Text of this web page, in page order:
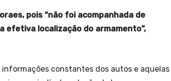
pois “não foi acompanhada de
efetiva localização do armamento”,
constantes dos autos e aquelas